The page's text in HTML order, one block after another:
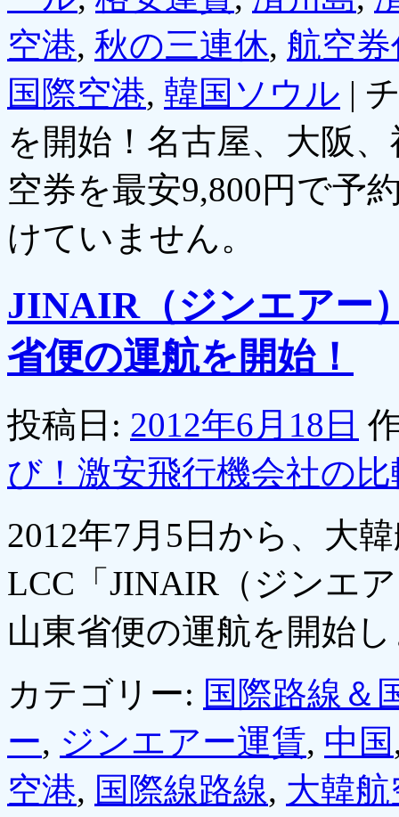
空港, 秋の三連休, 航空
国際空港, 韓国ソウル |
を開始！名古屋、大阪
空券を最安9,800円で予
けていません。
JINAIR（ジンエアー
省便の運航を開始！
投稿日: 2012年6月18日
び！激安飛行機会社の
2012年7月5日から、大
LCC「JINAIR（ジンエ
山東省便の運航を開始
カテゴリー: 国際路線＆
ー, ジンエアー運賃, 中国
空港, 国際線路線, 大韓航